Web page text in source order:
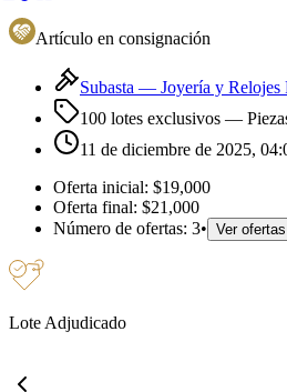
Artículo en consignación
Subasta — Joyería y Relojes
100 lotes exclusivos —
11 de diciembre de 2025,
Oferta inicial: $19,000
Oferta final: $21,000
Número de ofertas: 3• Ver ofertas
Lote Adjudicado